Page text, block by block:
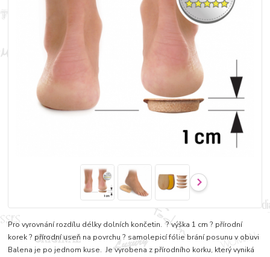
Pro vyrovnání rozdílu délky dolních končetin. ? výška 1 cm ? přírodní
korek ? přírodní useň na povrchu ? samolepicí fólie brání posunu v obuvi
Balena je po jednom kuse. Je vyrobena z přírodního korku, který vyniká